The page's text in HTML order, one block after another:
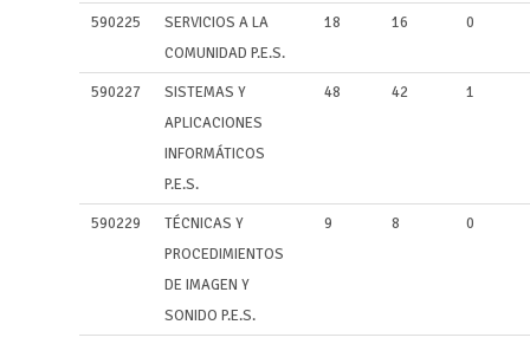
590225
SERVICIOS A LA
COMUNIDAD P.E.S.
18 16 0
590227
SISTEMAS Y
APLICACIONES
INFORMÁTICOS
P.E.S.
48 42 1
590229
TÉCNICAS Y
PROCEDIMIENTOS
DE IMAGEN Y
SONIDO P.E.S.
9 8 0